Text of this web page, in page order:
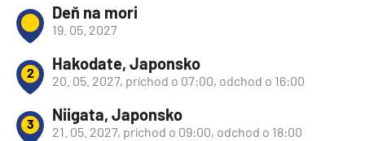
Deň na mori
19. 05. 2027
2 Hakodate, Japonsko
20. 05. 2027, príchod o 07:00, odchod o 16:00
3 Niigata, Japonsko
21. 05. 2027, príchod o 09:00, odchod o 18:00